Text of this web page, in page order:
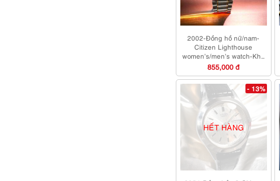
2002-Đồng hồ nữ/nam-
Citizen Lighthouse
women’s/men’s watch-Khá
mới
855,000 đ
HẾT HÀNG
- 13%